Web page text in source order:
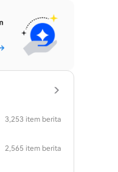
3,253 item berita
2,565 item berita